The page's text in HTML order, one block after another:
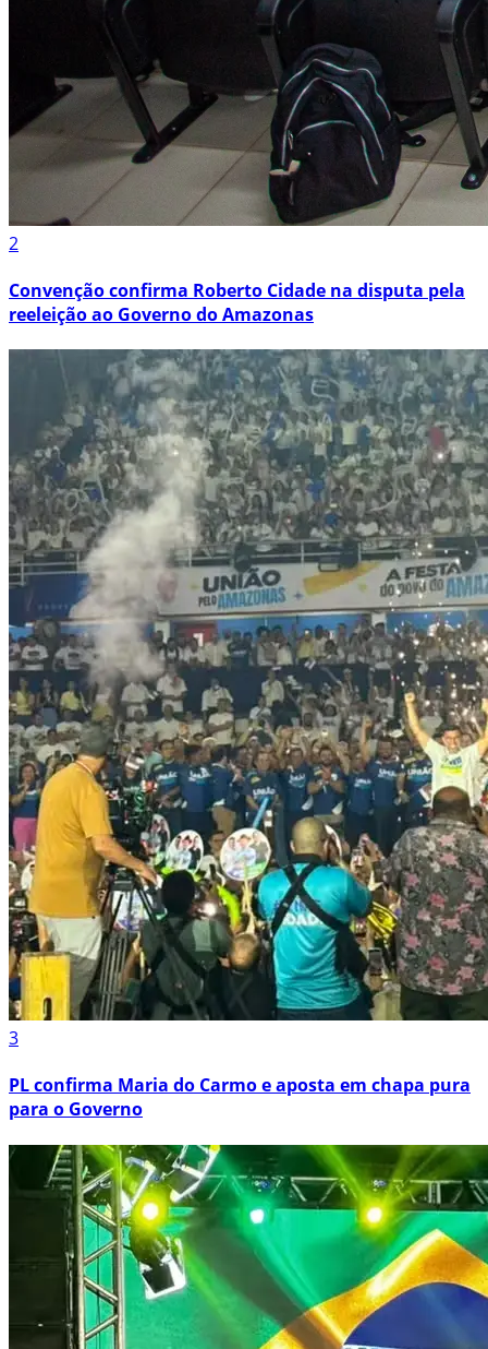
2
Convenção confirma Roberto Cidade na disputa pela
reeleição ao Governo do Amazonas
3
PL confirma Maria do Carmo e aposta em chapa pura
para o Governo